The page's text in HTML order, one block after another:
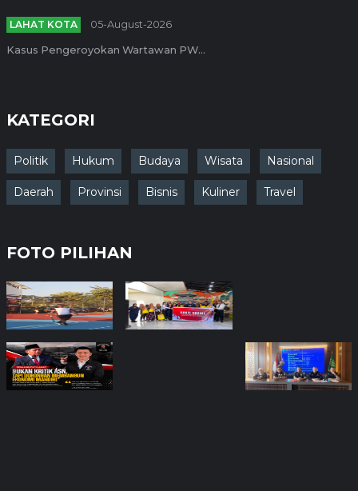
LAHAT KOTA 05-August-2026
Kasus Pengeroyokan Wartawan PW...
KATEGORI
Politik Hukum Budaya Wisata Nasional
Daerah Provinsi Bisnis Kuliner Travel
FOTO PILIHAN